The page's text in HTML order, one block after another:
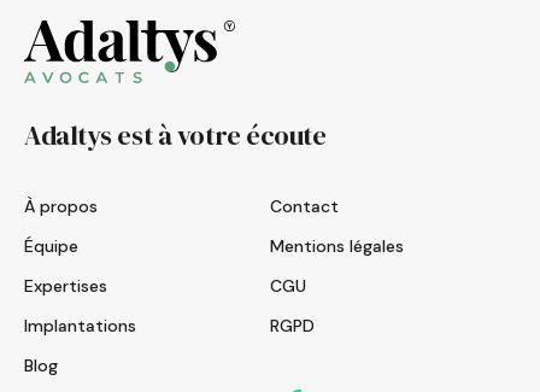
Adaltys est à votre écoute
À propos
Équipe
Expertises
Implantations
Blog
Contact
Mentions légales
CGU
RGPD